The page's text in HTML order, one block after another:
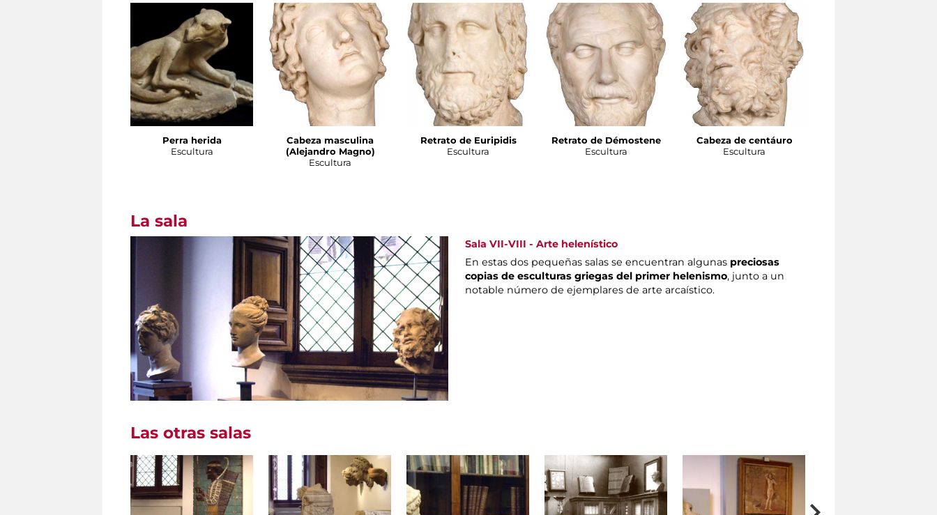
Perra herida
Escultura
Cabeza masculina
(Alejandro Magno)
Escultura
Retrato de Euripidis
Escultura
Retrato de Démostene
Escultura
Cabeza de centáuro
Escultura
La sala
Sala VII-VIII - Arte helenístico
En estas dos pequeñas salas se encuentran algunas preciosas
copias de esculturas griegas del primer helenismo, junto a un
notable número de ejemplares de arte arcaístico.
Las otras salas